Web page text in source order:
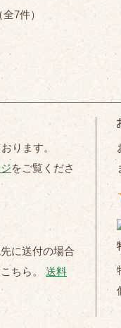
7件）
ります。
をご覧くださ
に送付の場合
ちら。 送料